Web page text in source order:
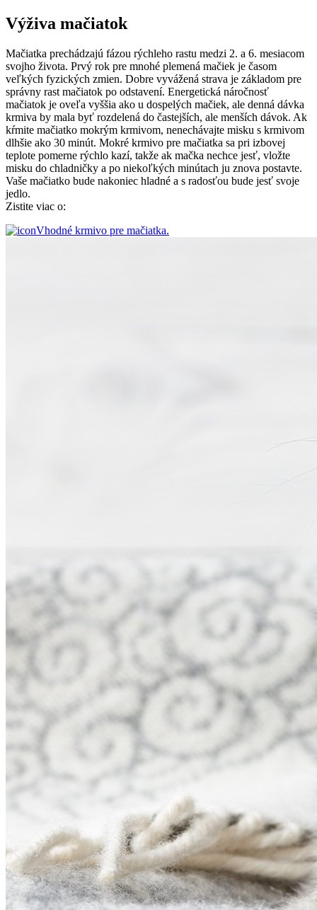
Výživa mačiatok
Mačiatka prechádzajú fázou rýchleho rastu medzi 2. a 6. mesiacom
svojho života. Prvý rok pre mnohé plemená mačiek je časom
veľkých fyzických zmien. Dobre vyvážená strava je základom pre
správny rast mačiatok po odstavení. Energetická náročnosť
mačiatok je oveľa vyššia ako u dospelých mačiek, ale denná dávka
krmiva by mala byť rozdelená do častejších, ale menších dávok. Ak
kŕmite mačiatko mokrým krmivom, nenechávajte misku s krmivom
dlhšie ako 30 minút. Mokré krmivo pre mačiatka sa pri izbovej
teplote pomerne rýchlo kazí, takže ak mačka nechce jesť, vložte
misku do chladničky a po niekoľkých minútach ju znova postavte.
Vaše mačiatko bude nakoniec hladné a s radosťou bude jesť svoje
jedlo.
Zistite viac o:
Vhodné krmivo pre mačiatka.